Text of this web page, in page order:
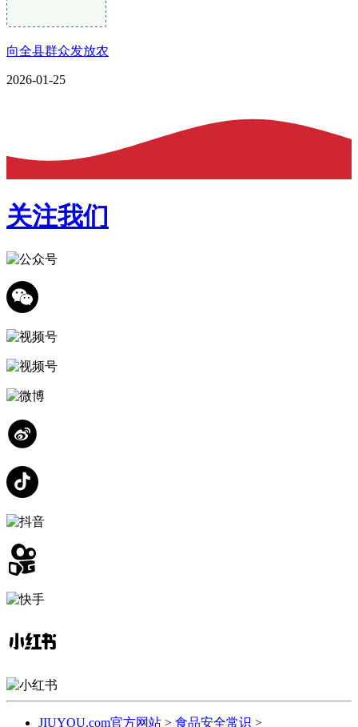
向全县群众发放农
2026-01-25
关注我们
JIUYOU.com官方网站 > 食品安全常识 >